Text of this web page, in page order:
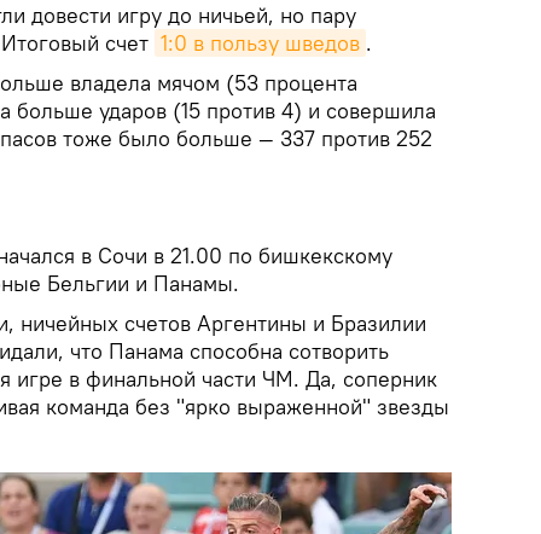
довести игру до ничьей, но пару
счет 1:0 в пользу шведов .
владела мячом (53 процента
больше ударов (15 против 4) и совершила
тоже было больше — 337 против 252
в Сочи в 21.00 по бишкекскому
Бельгии и Панамы.
ничейных счетов Аргентины и Бразилии
что Панама способна сотворить
игре в финальной части ЧМ. Да, соперник
команда без "ярко выраженной" звезды